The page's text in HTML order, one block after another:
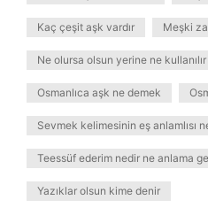
Kaç çeşit aşk vardır Meşki
Ne olursa olsun yerine ne kullanılır
Osmanlıca aşk ne demek
Sevmek kelimesinin eş anlamlısı
Teessüf ederim nedir ne anlama
Yazıklar olsun kime denir